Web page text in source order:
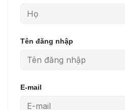
Tên đăng nhập
E-mail